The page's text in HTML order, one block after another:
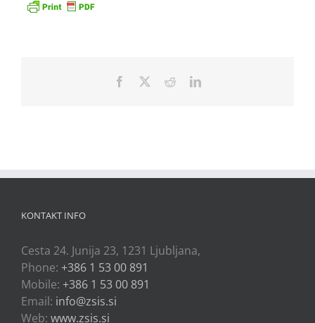
Facebook RedditLinkedIn
KONTAKT INFO
Cesta 24. Junija 23, 1231 Ljubljana,
Phone: +386 1 53 00 891
Mobile: +386 1 53 00 891
Email: info@zsis.si
Web: www.zsis.si